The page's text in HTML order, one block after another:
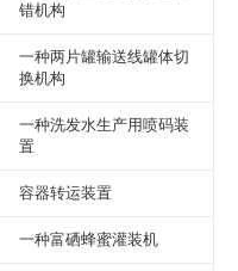
错机构
一种两片罐输送线罐体切
换机构
一种洗发水生产用喷码装
置
容器转运装置
一种富硒蜂蜜灌装机